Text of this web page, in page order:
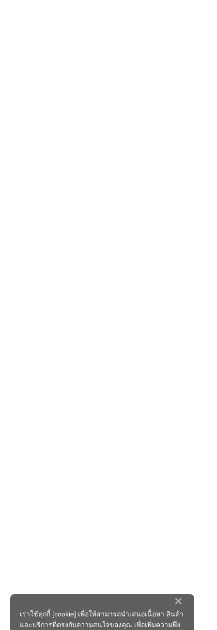
×
เราใช้คุกกี้ [cookie] เพื่อให้สามารถนำเสนอเนื้อหา สินค้า
และบริการที่ตรงกับความสนใจของคุณ เพื่อเพิ่มความพึง